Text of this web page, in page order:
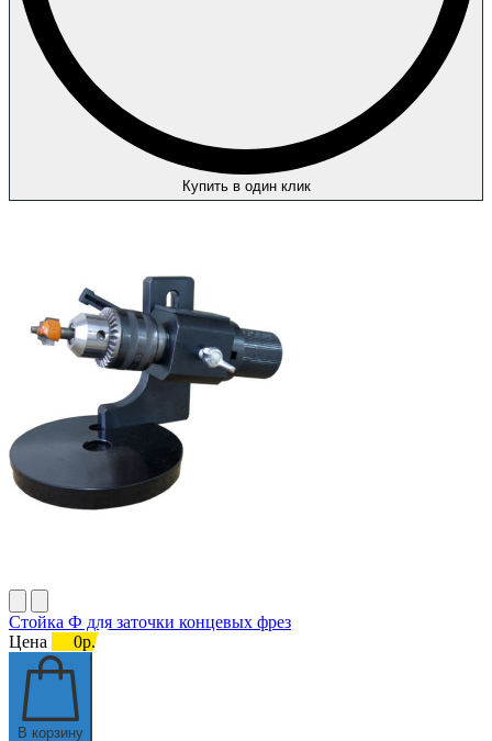
Купить в один клик
Стойка Ф для заточки концевых фрез
Цена
0р.
В корзину